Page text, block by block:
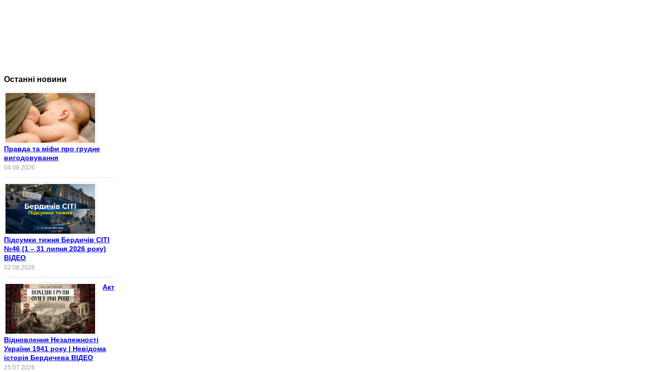
Останні новини
Правда та міфи про грудне
вигодовування
04.08.2026
Підсумки тижня Бердичів СІТІ
№46 (1 – 31 липня 2026 року)
ВІДЕО
02.08.2026
Акт
Відновлення Незалежності
України 1941 року | Невідома
історія Бердичева ВІДЕО
25.07.2026